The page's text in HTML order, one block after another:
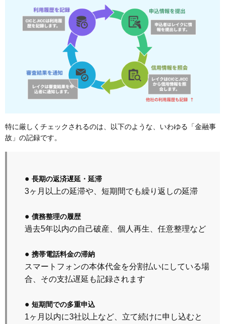
特に厳しくチェックされるのは、以下のような、いわゆる「金融事
故」の記録です。
●長期の返済遅延・延滞
3ヶ月以上の延滞や、短期間でも繰り返しの延滞
●債務整理の履歴
過去5年以内の自己破産、個人再生、任意整理など
●携帯電話料金の滞納
スマートフォンの本体代金を分割払いにしている場
合、その支払遅延も記録されます
●短期間での多重申込
1ヶ月以内に3社以上など、立て続けに申し込むと